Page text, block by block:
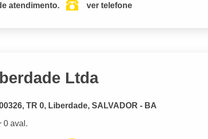
atendimento. ver telefone
Ltda
TR 0, Liberdade, SALVADOR - BA
0 aval.